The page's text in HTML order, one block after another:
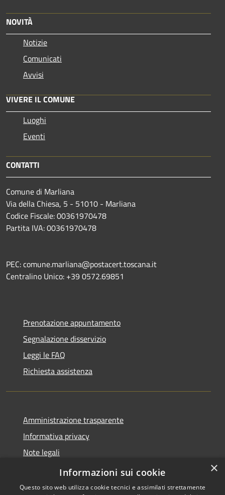
NOVITÀ
Notizie
Comunicati
Avvisi
VIVERE IL COMUNE
Luoghi
Eventi
CONTATTI
Comune di Marliana
Via della Chiesa, 5 - 51010 - Marliana
Codice Fiscale: 00361970478
Partita IVA: 00361970478
PEC: comune.marliana@postacert.toscana.it
Centralino Unico: +39 0572.69851
Prenotazione appuntamento
Segnalazione disservizio
Leggi le FAQ
Richiesta assistenza
Amministrazione trasparente
Informativa privacy
Note legali
Dichiarazione di accessibilità
×
Informazioni sui cookie
Questo sito web utilizza cookie tecnici e assimilati strettamente